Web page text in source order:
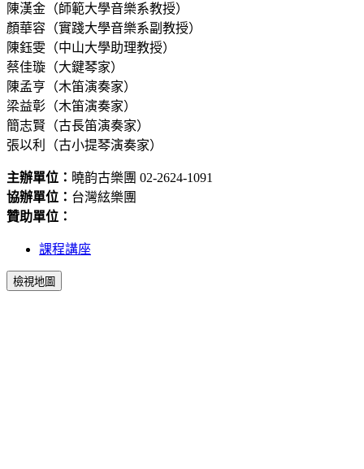
陳漢金（師範大學音樂系教授）
顏華容（實踐大學音樂系副教授）
陳鈺雯（中山大學助理教授）
蔡佳璇（大鍵琴家）
陳孟亨（木笛演奏家）
梁益彰（木笛演奏家）
簡志賢（古長笛演奏家）
張以利（古小提琴演奏家）
主辦單位： 曉韵古樂團 02-2624-1091
協辦單位： 台灣絃樂團
贊助單位：
課程講座
檢視地圖